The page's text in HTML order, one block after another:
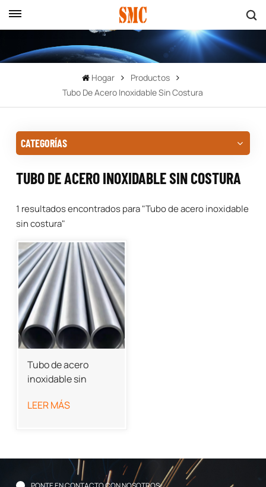
Hogar
Productos
Tubo De Acero Inoxidable Sin Costura
CATEGORÍAS
TUBO DE ACERO INOXIDABLE SIN COSTURA
1 resultados encontrados para "Tubo de acero inoxidable
sin costura"
Tubo de acero
inoxidable sin
LEER MÁS